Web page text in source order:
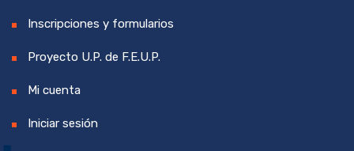
Inscripciones y formularios
Proyecto U.P. de F.E.U.P.
Mi cuenta
Iniciar sesión